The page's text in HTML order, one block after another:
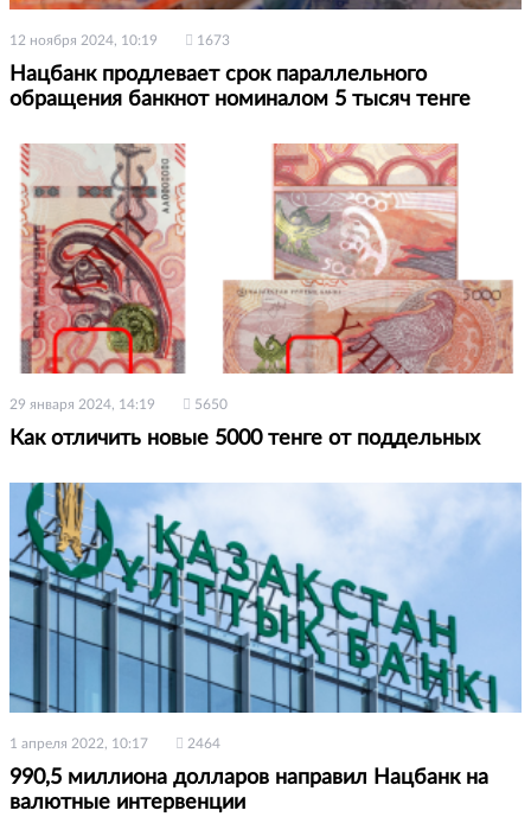
12 ноября 2024, 10:19 1673
Нацбанк продлевает срок параллельного
обращения банкнот номиналом 5 тысяч тенге
29 января 2024, 14:19 5650
Как отличить новые 5000 тенге от поддельных
1 апреля 2022, 10:17 2464
990,5 миллиона долларов направил Нацбанк на
валютные интервенции